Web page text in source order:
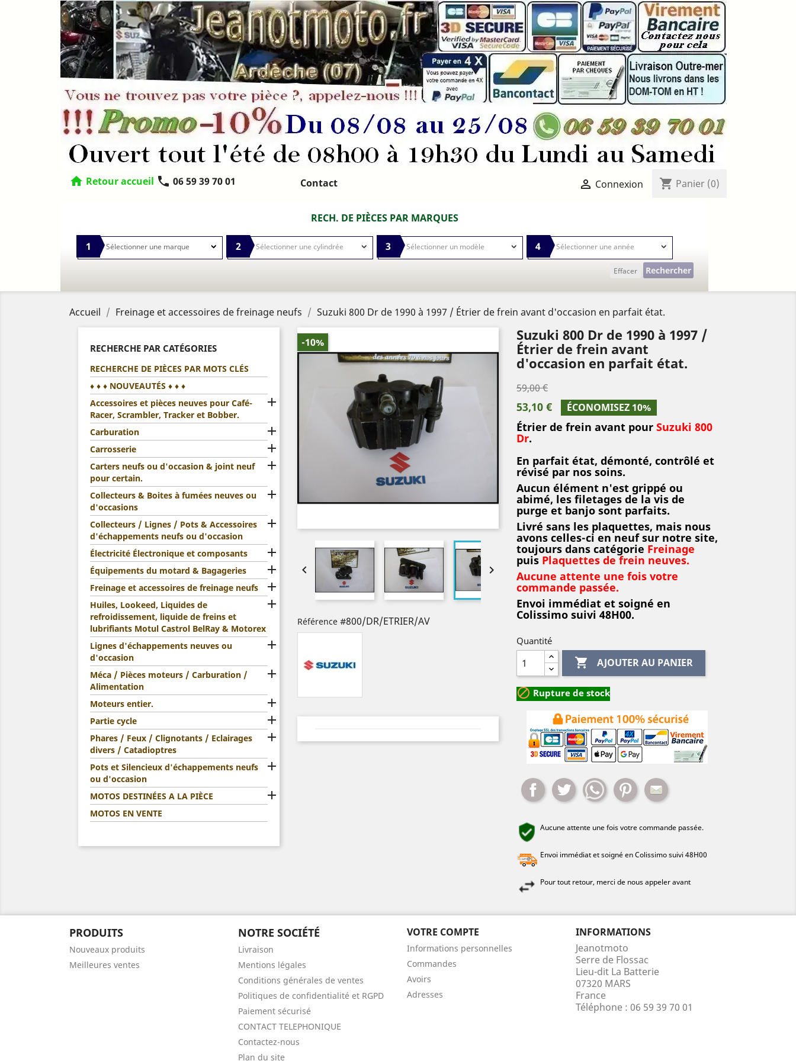
home Retour accueil phone 06 59 39 70 01 Contact  Connexion shopping_cart Panier (0)
RECH. DE PIÈCES PAR MARQUES
1 2 3 4
Effacer Rechercher
Accueil Freinage et accessoires de freinage neufs Suzuki 800 Dr de 1990 à 1997 / Étrier de frein avant d'occasion en parfait état.
RECHERCHE PAR CATÉGORIES
RECHERCHE DE PIÈCES PAR MOTS CLÉS
♦ ♦ ♦ NOUVEAUTÉS ♦ ♦ ♦
Accessoires et pièces neuves pour Café-
Racer, Scrambler, Tracker et Bobber.

Carburation 
Carrosserie 
Carters neufs ou d'occasion & joint neuf
pour certain.

Collecteurs & Boites à fumées neuves ou
d'occasions

Collecteurs / Lignes / Pots & Accessoires
d'échappements neufs ou d'occasion

Électricité Électronique et composants 
Équipements du motard & Bagageries 
Freinage et accessoires de freinage neufs 
Huiles, Lookeed, Liquides de
refroidissement, liquide de freins et
lubrifiants Motul Castrol BelRay & Motorex

Lignes d'échappements neuves ou
d'occasion

Méca / Pièces moteurs / Carburation /
Alimentation

Moteurs entier. 
Partie cycle 
Phares / Feux / Clignotants / Eclairages
divers / Catadioptres

Pots et Silencieux d'échappements neufs
ou d'occasion

MOTOS DESTINÉES A LA PIÈCE 
MOTOS EN VENTE
-10%
 
Référence #800/DR/ETRIER/AV
Suzuki 800 Dr de 1990 à 1997 /
Étrier de frein avant
d'occasion en parfait état.
59,00 €
53,10 € ÉCONOMISEZ 10%
Étrier de frein avant pour Suzuki 800
Dr.
En parfait état, démonté, contrôlé et
révisé par nos soins.
Aucun élément n'est grippé ou
abimé, les filetages de la vis de
purge et banjo sont parfaits.
Livré sans les plaquettes, mais nous
avons celles-ci en neuf sur notre site,
toujours dans catégorie Freinage
puis Plaquettes de frein neuves.
Aucune attente une fois votre
commande passée.
Envoi immédiat et soigné en
Colissimo suivi 48H00.
Quantité
 AJOUTER AU PANIER
 Rupture de stock
PartagerTweet WhatsappPinterestMail
Aucune attente une fois votre commande passée.
Envoi immédiat et soigné en Colissimo suivi 48H00
Pour tout retour, merci de nous appeler avant
PRODUITS
Nouveaux produits
Meilleures ventes
NOTRE SOCIÉTÉ
Livraison
Mentions légales
Conditions générales de ventes
Politiques de confidentialité et RGPD
Paiement sécurisé
CONTACT TELEPHONIQUE
Contactez-nous
Plan du site
VOTRE COMPTE
Informations personnelles
Commandes
Avoirs
Adresses
INFORMATIONS
Jeanotmoto
Serre de Flossac
Lieu-dit La Batterie
07320 MARS
France
Téléphone : 06 59 39 70 01